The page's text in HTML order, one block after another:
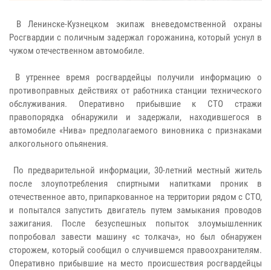
В Ленинске-Кузнецком экипаж вневедомственной охраны
Росгвардии с поличным задержал горожанина, который уснул в
чужом отечественном автомобиле.
В утреннее время росгвардейцы получили информацию о
противоправных действиях от работника станции технического
обслуживания. Оперативно прибывшие к СТО стражи
правопорядка обнаружили и задержали, находившегося в
автомобиле «Нива» предполагаемого виновника с признаками
алкогольного опьянения.
По предварительной информации, 30-летний местный житель
после злоупотребления спиртными напитками проник в
отечественное авто, припаркованное на территории рядом с СТО,
и попытался запустить двигатель путем замыкания проводов
зажигания. После безуспешных попыток злоумышленник
попробовал завести машину «с толкача», но был обнаружен
сторожем, который сообщил о случившемся правоохранителям.
Оперативно прибывшие на место происшествия росгвардейцы